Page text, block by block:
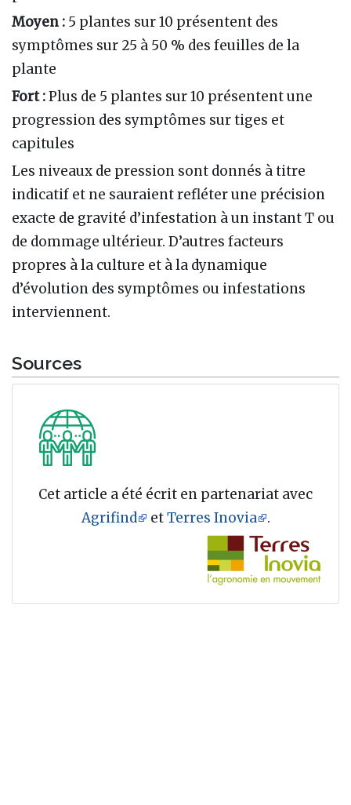
Moyen : 5 plantes sur 10 présentent des
symptômes sur 25 à 50 % des feuilles de la
plante
Fort :Plus de 5 plantes sur 10 présentent une
progression des symptômes sur tiges et
capitules
Les niveaux de pression sont donnés à titre
indicatif et ne sauraient refléter une précision
exacte de gravité d’infestation à un instant T ou
de dommage ultérieur. D’autres facteurs
propres à la culture et à la dynamique
d’évolution des symptômes ou infestations
interviennent.
Sources
Cet article a été écrit en partenariat avec
Agrifind
etTerres Inovia .